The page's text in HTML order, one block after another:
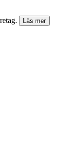
Läs mer